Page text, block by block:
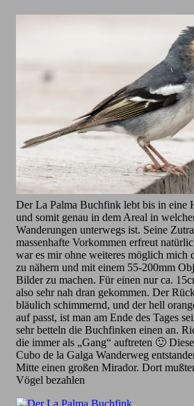
Der La Palma Buchfink lebt bis in eine
und somit genau in dem Areal in
Wanderungen unterwegs ist. Seine
massenhafte Vorkommen erfreut
war es mir ohne weiteres möglich mich
zu nähern und mit einem 55-200mm
Bilder zu machen. Für einen nur ca.
also sehr nah dran gekommen. Der
bläulich schimmernd, und der hell
auf passt, ist man am Ende des Tages
sehr betteln die Buchfinken einen an.
die immer als „Gang“ auftreten 🙂
Cubo de la Galga Wanderweg
Mitte einen großen Mirador. Dort
Vögel bezahlen